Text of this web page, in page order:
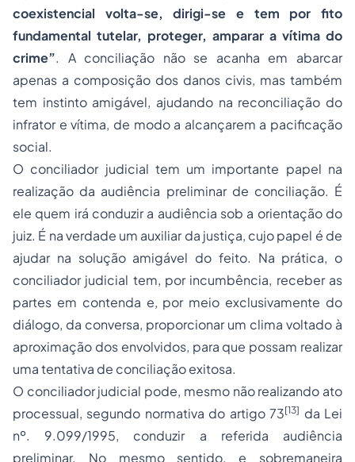
coexistencial volta-se, dirigi-se e tem por fito
fundamental tutelar, proteger, amparar a vítima do
crime”. A conciliação não se acanha em abarcar
apenas a composição dos danos civis, mas também
tem instinto amigável, ajudando na reconciliação do
infrator e vítima, de modo a alcançarem a pacificação
social.
O conciliador judicial tem um importante papel na
realização da audiência preliminar de conciliação. É
ele quem irá conduzir a audiência sob a orientação do
juiz. É na verdade um auxiliar da justiça, cujo papel é de
ajudar na solução amigável do feito. Na prática, o
conciliador judicial tem, por incumbência, receber as
partes em contenda e, por meio exclusivamente do
diálogo, da conversa, proporcionar um clima voltado à
aproximação dos envolvidos, para que possam realizar
uma tentativa de conciliação exitosa.
O conciliador judicial pode, mesmo não realizando ato
processual, segundo normativa do artigo 73[13] da Lei
nº. 9.099/1995, conduzir a referida audiência
preliminar. No mesmo sentido, e sobremaneira